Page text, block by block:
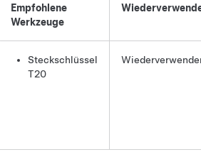
Empfohlene
Werkzeuge
Steckschlüssel
T20